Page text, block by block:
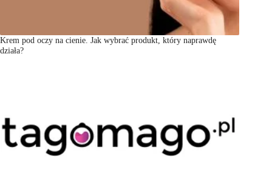
Krem pod oczy na cienie. Jak wybrać produkt, który naprawdę
działa?